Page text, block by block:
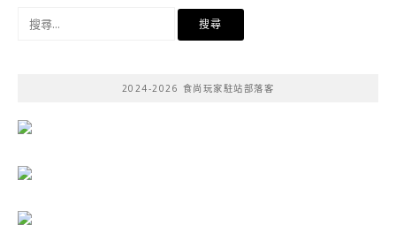
2024-2026 食尚玩家駐站部落客